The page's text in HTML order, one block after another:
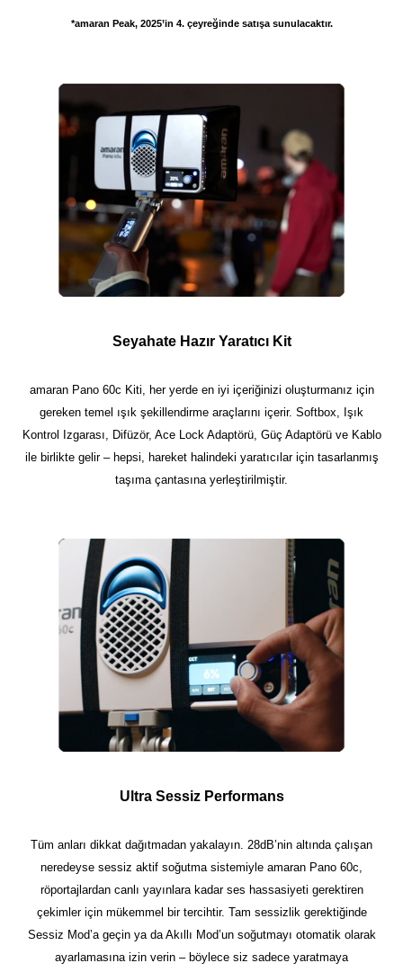
*amaran Peak, 2025’in 4. çeyreğinde satışa sunulacaktır.
Seyahate Hazır Yaratıcı Kit
amaran Pano 60c Kiti, her yerde en iyi içeriğinizi oluşturmanız için
gereken temel ışık şekillendirme araçlarını içerir. Softbox, Işık
Kontrol Izgarası, Difüzör, Ace Lock Adaptörü, Güç Adaptörü ve Kablo
ile birlikte gelir – hepsi, hareket halindeki yaratıcılar için tasarlanmış
taşıma çantasına yerleştirilmiştir.
Ultra Sessiz Performans
Tüm anları dikkat dağıtmadan yakalayın. 28dB’nin altında çalışan
neredeyse sessiz aktif soğutma sistemiyle amaran Pano 60c,
röportajlardan canlı yayınlara kadar ses hassasiyeti gerektiren
çekimler için mükemmel bir tercihtir. Tam sessizlik gerektiğinde
Sessiz Mod’a geçin ya da Akıllı Mod’un soğutmayı otomatik olarak
ayarlamasına izin verin – böylece siz sadece yaratmaya